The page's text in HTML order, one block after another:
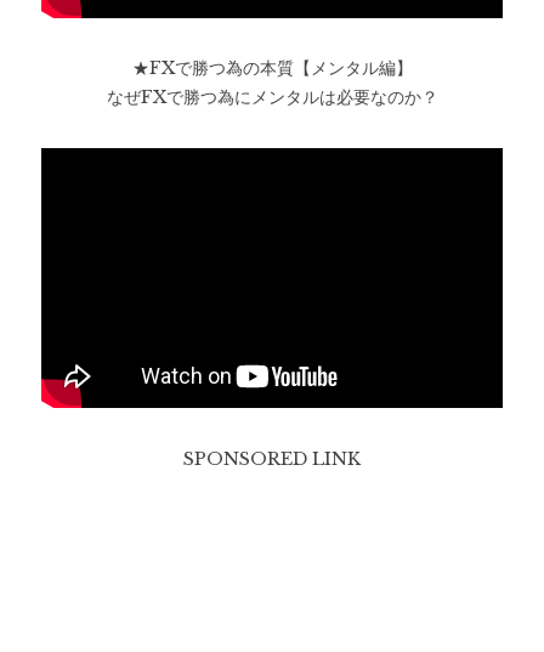
★FXで勝つ為の本質【メンタル編】
なぜFXで勝つ為にメンタルは必要なのか？
SPONSORED LINK